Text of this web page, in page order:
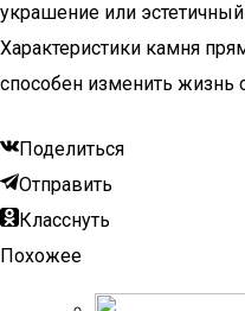
украшение или
Характеристики камня
способен изменить жизнь
Поделиться
Отправить
Класснуть
Похожее